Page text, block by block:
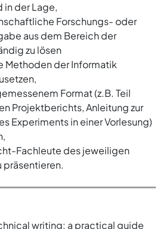
in der Lage,
Forschungs- oder
aus dem Bereich der
zu lösen
Methoden der Informatik
Format (z.B. Teil
Projektberichts, Anleitung zur
Experiments in einer Vorlesung)
Fachleute des jeweiligen
präsentieren.
writing: a practical guide